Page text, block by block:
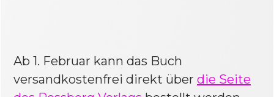
Ab 1. Februar kann das Buch
versandkostenfrei direkt über die Seite